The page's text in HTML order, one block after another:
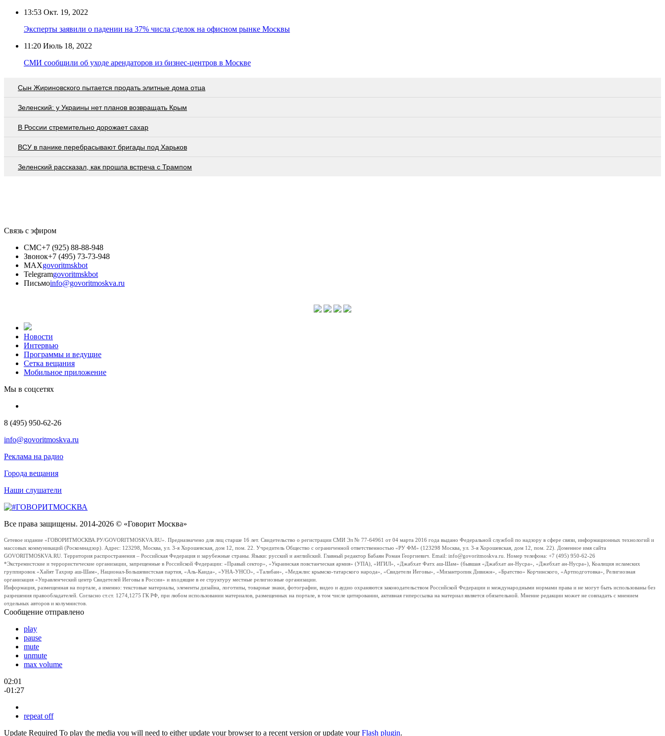
13:53 Окт. 19, 2022
Эксперты заявили о падении на 37% числа сделок на офисном рынке Москвы
11:20 Июль 18, 2022
СМИ сообщили об уходе арендаторов из бизнес-центров в Москве
Сын Жириновского пытается продать элитные дома отца
Зеленский: у Украины нет планов возвращать Крым
В России стремительно дорожает сахар
ВСУ в панике перебрасывают бригады под Харьков
Зеленский рассказал, как прошла встреча с Трампом
Связь с эфиром
СМС+7 (925) 88-88-948
Звонок+7 (495) 73-73-948
MAXgovoritmskbot
Telegramgovoritmskbot
Письмоinfo@govoritmoskva.ru
Новости
Интервью
Программы и ведущие
Сетка вещания
Мобильное приложение
Мы в соцсетях
8 (495) 950-62-26
info@govoritmoskva.ru
Реклама на радио
Города вещания
Наши слушатели
Все права защищены. 2014-2026 © «Говорит Москва»
Сетевое издание «ГОВОРИТМОСКВА.РУ/GOVORITMOSKVA.RU». Предназначено для лиц старше 16 лет. Свидетельство о регистрации СМИ Эл № 77-64961 от 04 марта 2016 года выдано Федеральной службой по надзору в сфере связи, информационных технологий и
массовых коммуникаций (Роскомнадзор). Адрес: 123298, Москва, ул. 3-я Хорошевская, дом 12, пом. 22. Учредитель Общество с ограниченной ответственностью «РУ ФМ» (123298 Москва, ул. 3-я Хорошевская, дом 12, пом. 22). Доменное имя сайта
GOVORITMOSKVA.RU. Территория распространения – Российская Федерация и зарубежные страны. Языки: русский и английский. Главный редактор Бабаян Роман Георгиевич. Email: info@govoritmoskva.ru. Номер телефона: +7 (495) 950-62-26
*Экстремистские и террористические организации, запрещенные в Российской Федерации: «Правый сектор», «Украинская повстанческая армия» (УПА), «ИГИЛ», «Джабхат Фатх аш-Шам» (бывшая «Джабхат ан-Нусра», «Джебхат ан-Нусра»), Коалиция исламских
группировок «Хайят Тахрир аш-Шам», Национал-Большевистская партия, «Аль-Каида», «УНА-УНСО», «Талибан», «Меджлис крымско-татарского народа», «Свидетели Иеговы», «Мизантропик Дивижн», «Братство» Корчинского, «Артподготовка», Религиозная
организация «Управленческий центр Свидетелей Иеговы в России» и входящие в ее структуру местные религиозные организации.
Информация, размещенная на портале, а именно: текстовые материалы, элементы дизайна, логотипы, товарные знаки, фотографии, видео и аудио охраняются законодательством Российской Федерации и международными нормами права и не могут быть использованы без
разрешения правообладателей. Согласно ст.ст. 1274,1275 ГК РФ, при любом использовании материалов, размещенных на портале, в том числе цитировании, активная гиперссылка на материал является обязательной. Мнение редакции может не совпадать с мнением
отдельных авторов и колумнистов.
Сообщение отправлено
play
pause
mute
unmute
max volume
02:01
-01:27
repeat off
Update Required To play the media you will need to either update your browser to a recent version or update yourFlash plugin.